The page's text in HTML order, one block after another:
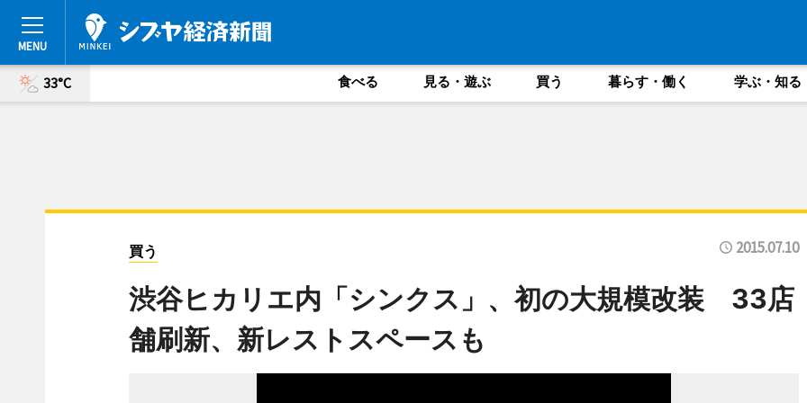
33°C 食べる 見る・遊ぶ 買う 暮らす・働く 学ぶ・知る
買う 2015.07.10
渋谷ヒカリエ内「シンクス」、初の大規模改装 33店
舗刷新、新レストスペースも